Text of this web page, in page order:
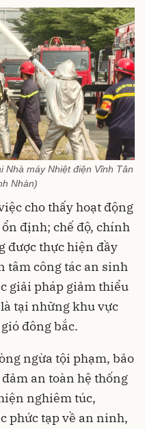
Nhà máy Nhiệt điện Vĩnh Tân
Nhàn)
cho thấy hoạt động
định; chế độ, chính
được thực hiện đầy
tâm công tác an sinh
giải pháp giảm thiểu
tại những khu vực
đông bắc.
ngừa tội phạm, bảo
an toàn hệ thống
nghiêm túc,
phức tạp về an ninh,